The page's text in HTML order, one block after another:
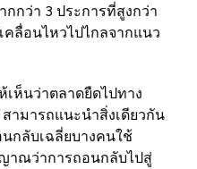
กกว่า 3 ประการที่สูงกว่า
ลื่อนไหวไปไกลจากแนว
เห็นว่าตลาดยืดไปทาง
ามารถแนะนำสิ่งเดียวกัน
นกลับเฉลี่ยบางคนใช้
ณว่าการถอนกลับไปสู่